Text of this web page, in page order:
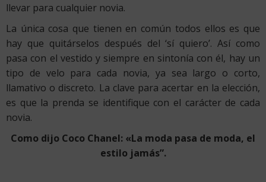
llevar para cualquier novia.
La única cosa que tienen en común todos ellos es que
hay que quitárselos después del ‘sí quiero’. Así como
pasa con el vestido y siempre en sintonía con él, hay un
tipo de velo para cada novia, ya sea largo o corto,
llamativo o discreto. La clave para acertar en la elección,
es que la prenda se identifique con el carácter de cada
novia.
Como dijo Coco Chanel: «La moda pasa de moda, el
estilo jamás”.